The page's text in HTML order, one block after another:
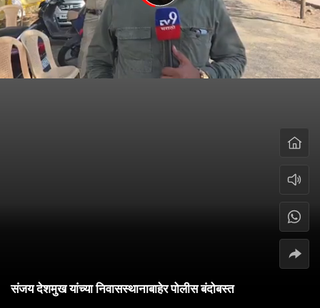
संजय देशमुख यांच्या निवासस्थानाबाहेर पोलीस बंदोबस्त